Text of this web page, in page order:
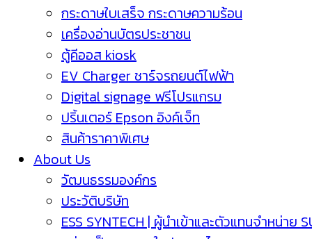
กระดาษใบเสร็จ กระดาษความร้อน
เครื่องอ่านบัตรประชาชน
ตู้คีออส kiosk
EV Charger ชาร์จรถยนต์ไฟฟ้า
Digital signage ฟรีโปรแกรม
ปริ้นเตอร์ Epson อิงค์เจ็ท
สินค้าราคาพิเศษ
About Us
วัฒนธรรมองค์กร
ประวัติบริษัท
ESS SYNTECH | ผู้นำเข้าและตัวแทนจำหน่าย